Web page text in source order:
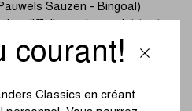
Sauzen - Bingoal)
difficile, mais parvint tout
de la course à l’entame du
(Crelan-Corendon)
courant!
Classics en créant